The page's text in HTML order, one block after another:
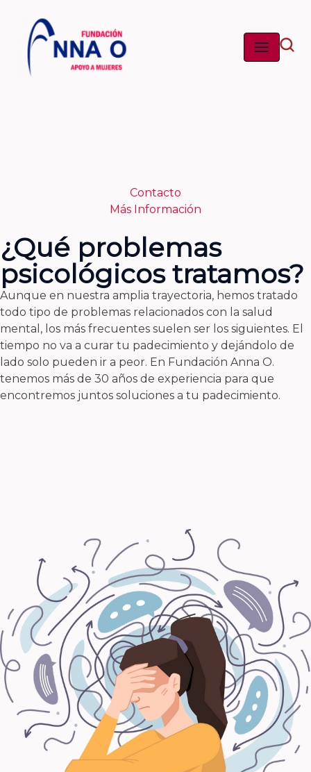
Saltar
contenido
Contacto
Más Información
¿Qué problemas
psicológicos tratamos?
Aunque en nuestra amplia trayectoria, hemos tratado
todo tipo de problemas relacionados con la salud
mental, los más frecuentes suelen ser los siguientes. El
tiempo no va a curar tu padecimiento y dejándolo de
lado solo pueden ir a peor. En Fundación Anna O.
tenemos más de 30 años de experiencia para que
encontremos juntos soluciones a tu padecimiento.